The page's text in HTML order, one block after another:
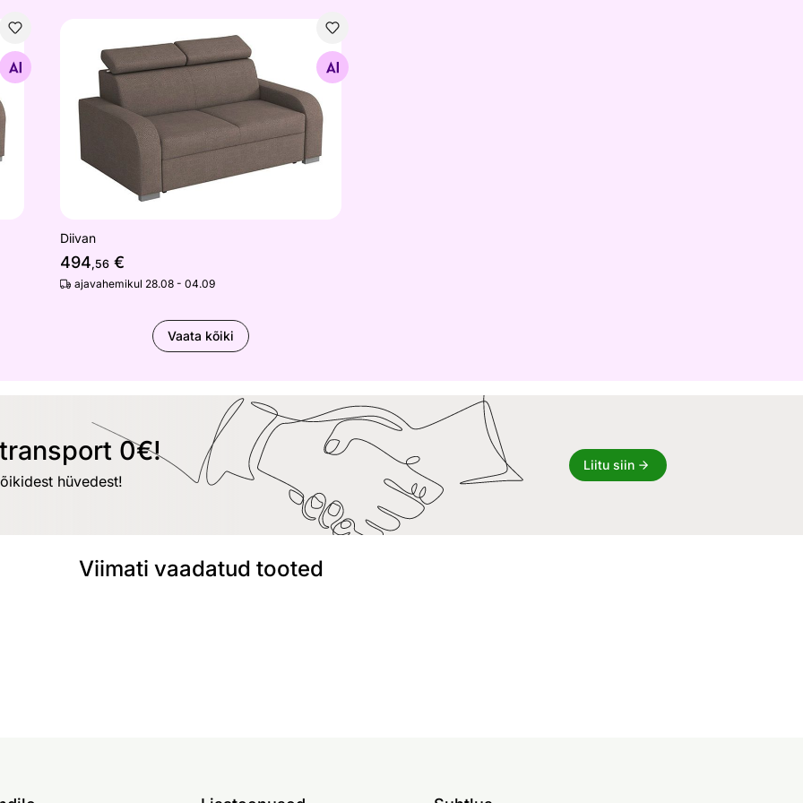
Otsi sarnaseid
Diivan
494,56 €
ajavahemikul 28.08 - 04.09
Vaata kõiki
0€!
hüvedest!
Liitu siin
Viimati vaadatud tooted